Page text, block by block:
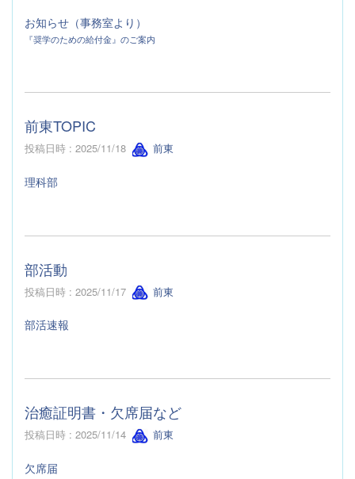
お知らせ（事務室より）
『奨学のための給付金』のご案内
前東TOPIC
投稿日時 : 2025/11/18 前東
理科部
部活動
投稿日時 : 2025/11/17 前東
部活速報
治癒証明書・欠席届など
投稿日時 : 2025/11/14 前東
欠席届